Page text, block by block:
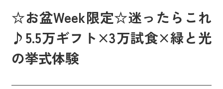
☆お盆Week限定☆迷ったらこれ
♪5.5万ギフト×3万試食×緑と光
の挙式体験